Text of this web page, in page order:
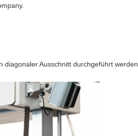
Ausschnitt durchgeführt werden.